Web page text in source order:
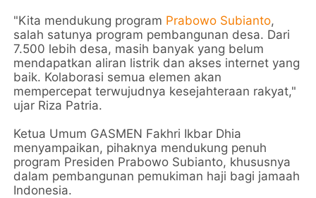
"Kita mendukung program Prabowo Subianto,
salah satunya program pembangunan desa. Dari
7.500 lebih desa, masih banyak yang belum
mendapatkan aliran listrik dan akses internet yang
baik. Kolaborasi semua elemen akan
mempercepat terwujudnya kesejahteraan rakyat,"
ujar Riza Patria.
Ketua Umum GASMEN Fakhri Ikbar Dhia
menyampaikan, pihaknya mendukung penuh
program Presiden Prabowo Subianto, khususnya
dalam pembangunan pemukiman haji bagi jamaah
Indonesia.